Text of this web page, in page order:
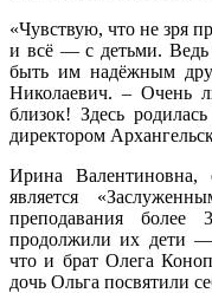
«Чувствую, что не зря
и всё — с детьми.
быть им надёжным
Николаевич. – Очень
близок! Здесь
директором
Ирина Валентиновна,
является
преподавания более
продолжили их дети —
что и брат Олега
дочь Ольга посвятили